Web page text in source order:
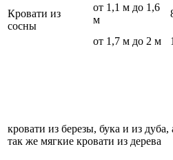
Кровати из
сосны
от 1,1 м до 1,6
м
от 1,7 м до 2 м
кровати из березы, бука и из дуба,
так же мягкие кровати из дерева